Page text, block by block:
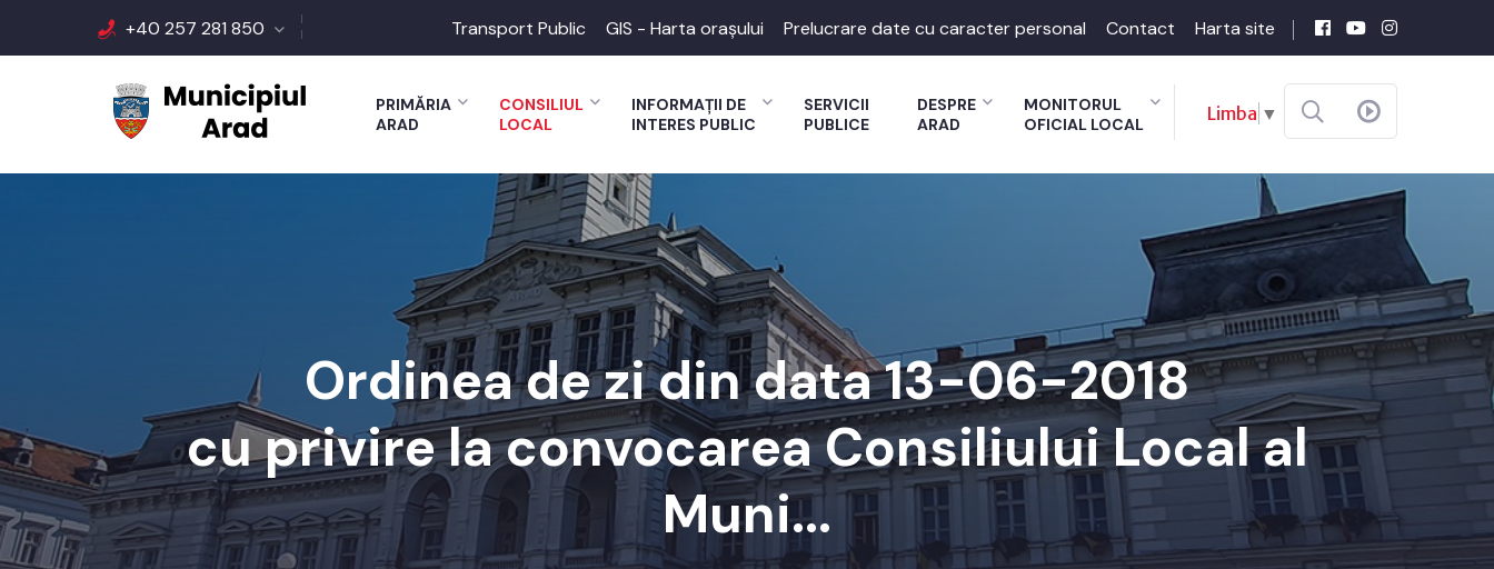
+40 257 281 850 Transport Public GIS - Harta orașului Prelucrare date cu caracter personal Contact Harta site
PRIMĂRIA
ARAD
CONSILIUL
LOCAL
INFORMAȚII DE
INTERES PUBLIC
SERVICII
PUBLICE
DESPRE
ARAD
MONITORUL
OFICIAL LOCAL
Limba ▼
Ordinea de zi din data 13-06-2018
cu privire la convocarea Consiliului Local al
Muni...